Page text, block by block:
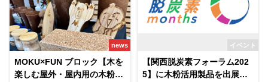
news
MOKU×FUN ブロック【木を
楽しむ屋外・屋内用の木粉舗
イベント
【関西脱炭素フォーラム202
5】に木粉活用製品を出展し